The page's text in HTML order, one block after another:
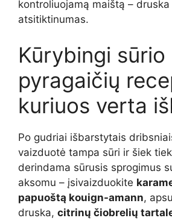
kontroliuojamą maištą –
atsitiktinumas.
Kūrybingi sūrio
pyragaičių
kuriuos verta
Po gudriai išbarstytais
vaizduotė tampa sūri ir šiek
derindama sūrusis sprogimus
aksomu – įsivaizduokite
papuoštą kouign-amann,
druska, citrinų čiobrelių